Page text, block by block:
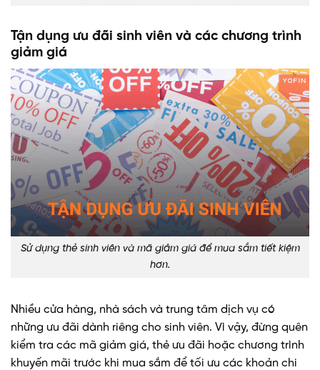
Tận dụng ưu đãi sinh viên và các chương trình
giảm giá
Sử dụng thẻ sinh viên và mã giảm giá để mua sắm tiết kiệm
hơn.
Nhiều cửa hàng, nhà sách và trung tâm dịch vụ có
những ưu đãi dành riêng cho sinh viên. Vì vậy, đừng quên
kiểm tra các mã giảm giá, thẻ ưu đãi hoặc chương trình
khuyến mãi trước khi mua sắm để tối ưu các khoản chi